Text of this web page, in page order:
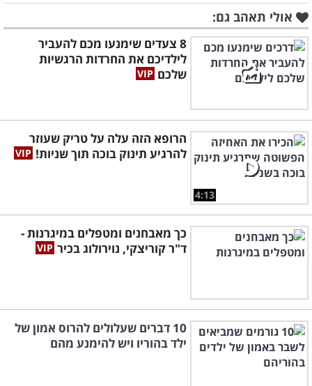
אולי תאהב גם:
8 צעדים שימנעו מכם להעביר
לילדיכם את החרדות הרגשיות
שלכם
4:13
הרופא הזה עלה על טריק שעוזר
להרגיע תינוק בוכה תוך שניות!
כך מאבחנים ומטפלים במיגרנות -
ד"ר קוריצקי, נוירולוג בכיר
10 דברים שעלולים להרוס אמון של
ילד בהוריו ויש להימנע מהם